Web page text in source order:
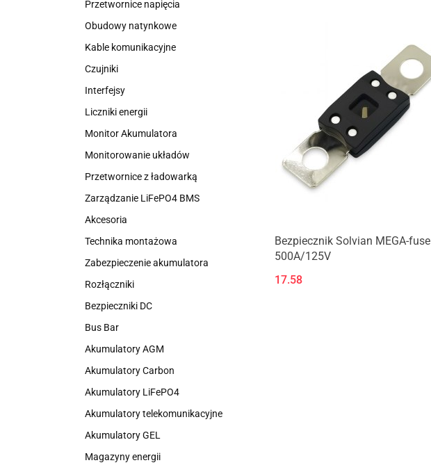
Przetwornice napięcia
Obudowy natynkowe
Kable komunikacyjne
Czujniki
Interfejsy
Liczniki energii
Monitor Akumulatora
Monitorowanie układów
Przetwornice z ładowarką
Zarządzanie LiFePO4 BMS
Akcesoria
Technika montażowa
Zabezpieczenie akumulatora
Rozłączniki
Bezpieczniki DC
Bus Bar
Akumulatory AGM
Akumulatory Carbon
Akumulatory LiFePO4
Akumulatory telekomunikacyjne
Akumulatory GEL
Magazyny energii
Produkt niedostępny
Bezpiecznik Solvian MEGA-fuse
500A/125V
17.58